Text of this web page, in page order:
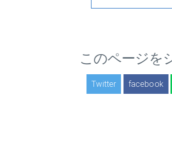
このページを
Twitter facebook